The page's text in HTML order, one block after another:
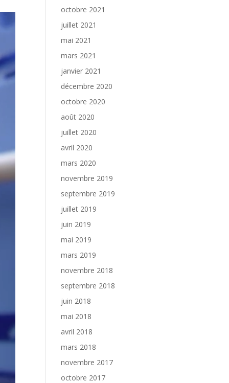
octobre 2021
juillet 2021
mai 2021
mars 2021
janvier 2021
décembre 2020
octobre 2020
août 2020
juillet 2020
avril 2020
mars 2020
novembre 2019
septembre 2019
juillet 2019
juin 2019
mai 2019
mars 2019
novembre 2018
septembre 2018
juin 2018
mai 2018
avril 2018
mars 2018
novembre 2017
octobre 2017